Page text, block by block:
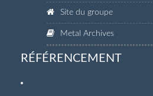
Site du groupe
Metal Archives
RÉFÉRENCEMENT